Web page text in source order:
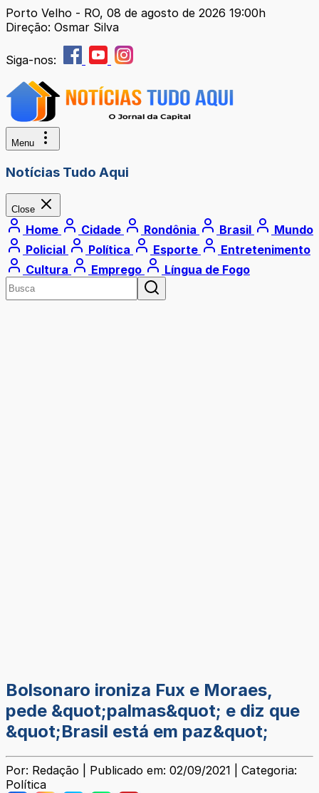
Porto Velho - RO, 08 de agosto de 2026 19:00h
Direção: Osmar Silva
Siga-nos:
Menu
Notícias Tudo Aqui
Close
Home Cidade Rondônia Brasil
Mundo
Policial
Política Esporte
Entretenimento
Cultura
Emprego Língua de Fogo
Bolsonaro ironiza Fux e Moraes,
pede &quot;palmas&quot; e diz que
&quot;Brasil está em paz&quot;
Por: Redação | Publicado em: 02/09/2021 | Categoria:
Política